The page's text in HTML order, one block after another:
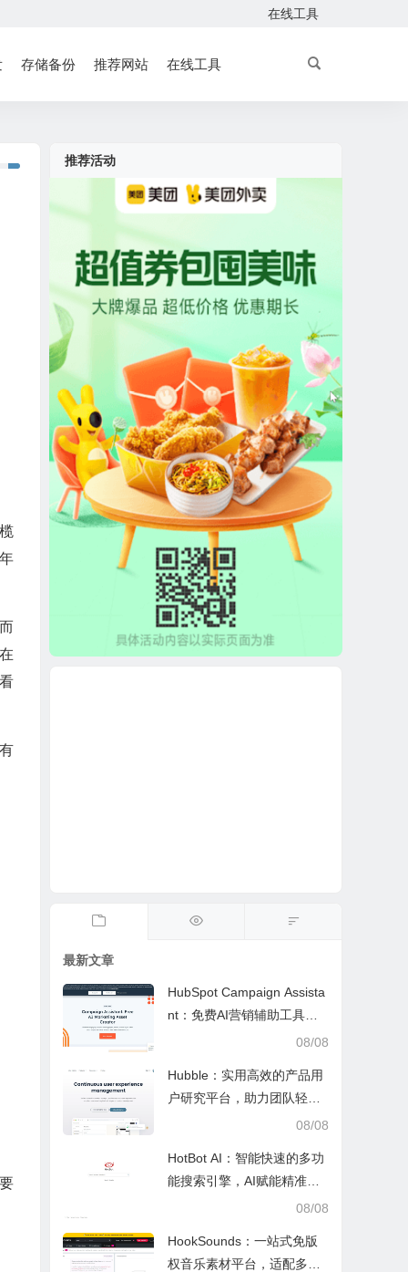
在线工具
存储备份 推荐网站 在线工具
推荐活动
最新文章
HubSpot Campaign Assista
nt：免费AI营销辅助工具，
快速写文案提效优化营销工
08/08
Hubble：实用高效的产品用
户研究平台，助力团队轻松
08/08
HotBot AI：智能快速的多功
能搜索引擎，AI赋能精准检
08/08
HookSounds：一站式免版
权音乐素材平台，适配多场